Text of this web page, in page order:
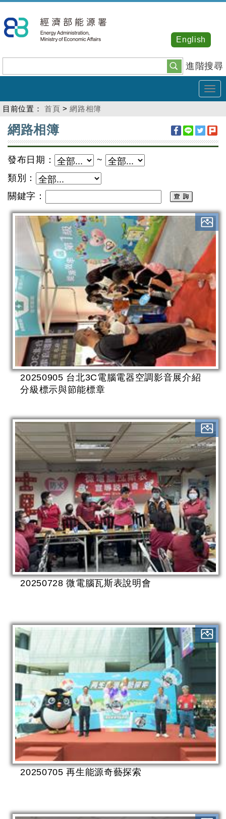
到
主
內
容
進階搜尋
English
目前位置： 首頁 >網路相簿
:::
網路相簿
發布日期：
~
類別：
關鍵字：
20250905 台北3C電腦電器空調影音展介紹
分級標示與節能標章
20250728 微電腦瓦斯表說明會
20250705 再生能源奇藝探索